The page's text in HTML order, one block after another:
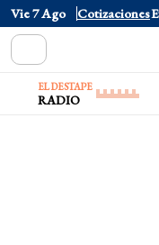
Vie 7 Ago Cotizaciones
CCL $1577.3 Euro
EL DESTAPE
RADIO